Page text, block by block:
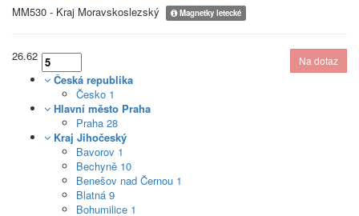
MM530 - Kraj Moravskoslezský
Magnetky letecké
26.62
Česká republika
Česko 1
Hlavní město Praha
Praha 28
Kraj Jihočeský
Bavorov 1
Bechyně 10
Benešov nad Černou 1
Blatná 9
Bohumilice 1